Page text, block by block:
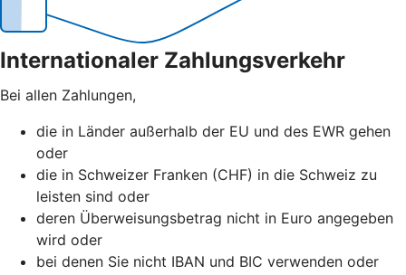
Internationaler Zahlungsverkehr
Bei allen Zahlungen,
die in Länder außerhalb der EU und des EWR gehen
oder
die in Schweizer Franken (CHF) in die Schweiz zu
leisten sind oder
deren Überweisungsbetrag nicht in Euro angegeben
wird oder
bei denen Sie nicht IBAN und BIC verwenden oder